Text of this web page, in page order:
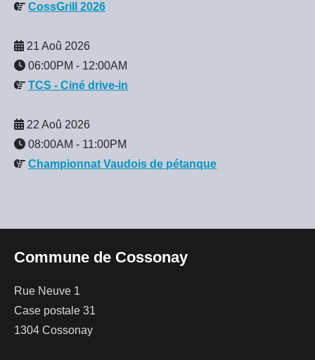
CossGrill 2026
21 Aoû 2026
06:00PM - 12:00AM
TCS - Ciné drive-in
22 Aoû 2026
08:00AM - 11:00PM
Championnat Vaudois de pétanque
Commune de Cossonay
Rue Neuve 1
Case postale 31
1304 Cossonay